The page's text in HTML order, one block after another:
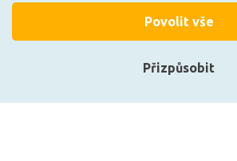
Ze stejné kolekce
Přizpůsobit
Povolit vše